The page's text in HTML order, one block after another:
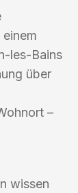
les-Bains
über
–
wissen